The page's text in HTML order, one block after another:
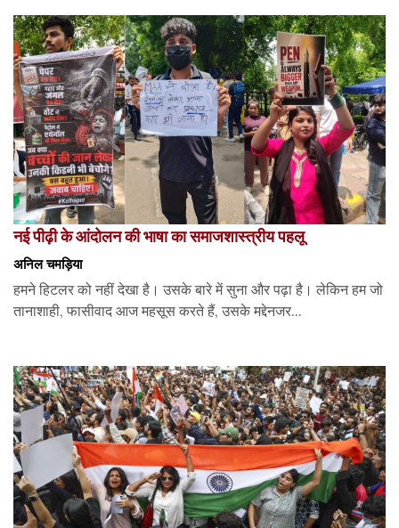
नई पीढ़ी के आंदोलन की भाषा का समाजशास्त्रीय पहलू
अनिल चमड़िया
हमने हिटलर को नहीं देखा है। उसके बारे में सुना और पढ़ा है। लेकिन हम जो
तानाशाही, फासीवाद आज महसूस करते हैं, उसके मद्देनजर...